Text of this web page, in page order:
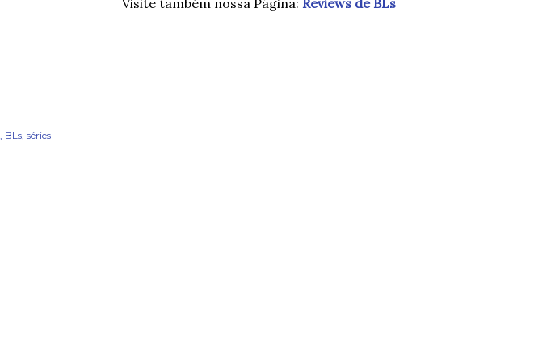
Visite também nossa Página: Reviews de BLs
BLs séries